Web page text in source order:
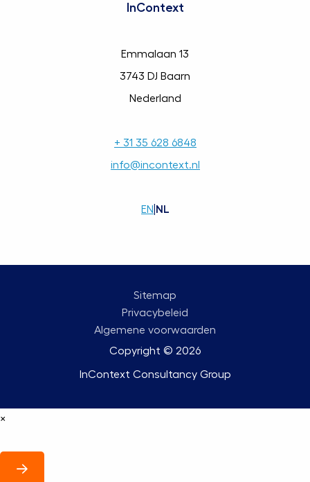
InContext
Emmalaan 13
3743 DJ Baarn
Nederland
+ 31 35 628 6848
info@incontext.nl
EN NL
Copyright © 2026
InContext Consultancy Group
Sitemap
Privacybeleid
Algemene voorwaarden
×